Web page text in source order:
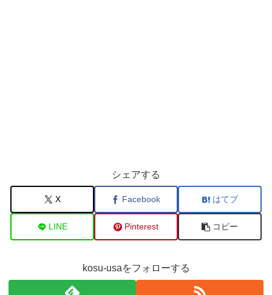
シェアする
X Facebook はてブ
LINE Pinterest コピー
kosu-usaをフォローする